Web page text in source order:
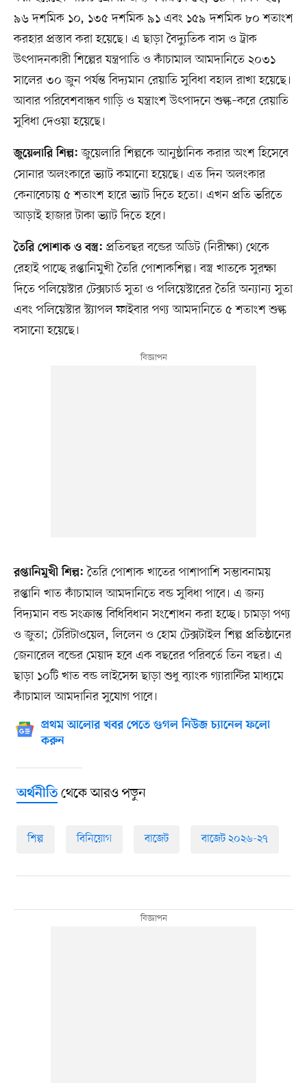
৯৬ দশমিক ১০, ১৩৫ দশমিক ৯১ এবং ১৫৯ দশমিক ৮০ শতাংশ
করহার প্রস্তাব করা হয়েছে। এ ছাড়া বৈদ্যুতিক বাস ও ট্রাক
উৎপাদনকারী শিল্পের যন্ত্রপাতি ও কাঁচামাল আমদানিতে ২০৩১
সালের ৩০ জুন পর্যন্ত বিদ্যমান রেয়াতি সুবিধা বহাল রাখা হয়েছে।
আবার পরিবেশবান্ধব গাড়ি ও যন্ত্রাংশ উৎপাদনে শুল্ক–করে রেয়াতি
সুবিধা দেওয়া হয়েছে।
জুয়েলারি শিল্প: জুয়েলারি শিল্পকে আনুষ্ঠানিক করার অংশ হিসেবে
সোনার অলংকারে ভ্যাট কমানো হয়েছে। এত দিন অলংকার
কেনাবেচায় ৫ শতাংশ হারে ভ্যাট দিতে হতো। এখন প্রতি ভরিতে
আড়াই হাজার টাকা ভ্যাট দিতে হবে।
তৈরি পোশাক ও বস্ত্র: প্রতিবছর বন্ডের অডিট (নিরীক্ষা) থেকে
রেহাই পাচ্ছে রপ্তানিমুখী তৈরি পোশাকশিল্প। বস্ত্র খাতকে সুরক্ষা
দিতে পলিয়েস্টার টেক্সচার্ড সুতা ও পলিয়েস্টারের তৈরি অন্যান্য সুতা
এবং পলিয়েস্টার স্ট্যাপল ফাইবার পণ্য আমদানিতে ৫ শতাংশ শুল্ক
বসানো হয়েছে।
রপ্তানিমুখী শিল্প: তৈরি পোশাক খাতের পাশাপাশি সম্ভাবনাময়
রপ্তানি খাত কাঁচামাল আমদানিতে বন্ড সুবিধা পাবে। এ জন্য
বিদ্যমান বন্ড সংক্রান্ত বিধিবিধান সংশোধন করা হচ্ছে। চামড়া পণ্য
ও জুতা; টেরিটাওয়েল, লিলেন ও হোম টেক্সটাইল শিল্প প্রতিষ্ঠানের
জেনারেল বন্ডের মেয়াদ হবে এক বছরের পরিবর্তে তিন বছর। এ
ছাড়া ১০টি খাত বন্ড লাইসেন্স ছাড়া শুধু ব্যাংক গ্যারান্টির মাধ্যমে
কাঁচামাল আমদানির সুযোগ পাবে।
প্রথম আলোর খবর পেতে গুগল নিউজ চ্যানেল ফলো
করুন
অর্থনীতিথেকে আরও পড়ুন
শিল্প বিনিয়োগ বাজেট বাজেট ২০২৬-২৭